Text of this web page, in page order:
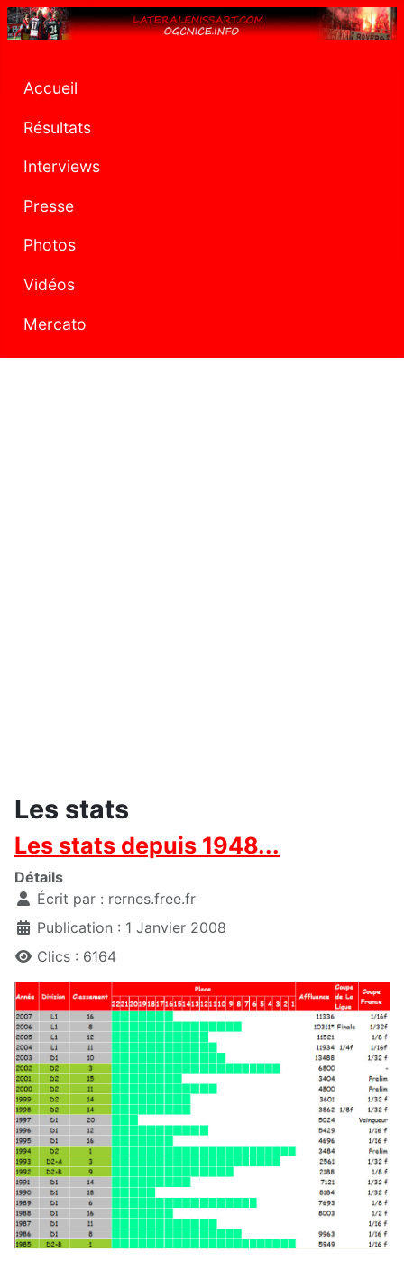
Accueil
Résultats
Interviews
Presse
Photos
Vidéos
Mercato
Les stats
Les stats depuis 1948...
Détails
Écrit par : rernes.free.fr
Publication : 1 Janvier 2008
Clics : 6164